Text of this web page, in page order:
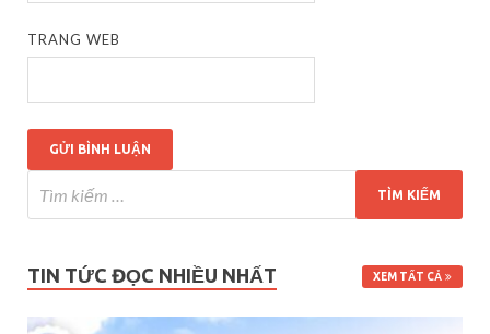
TRANG WEB
TIN TỨC ĐỌC NHIỀU NHẤT XEM TẤT CẢ